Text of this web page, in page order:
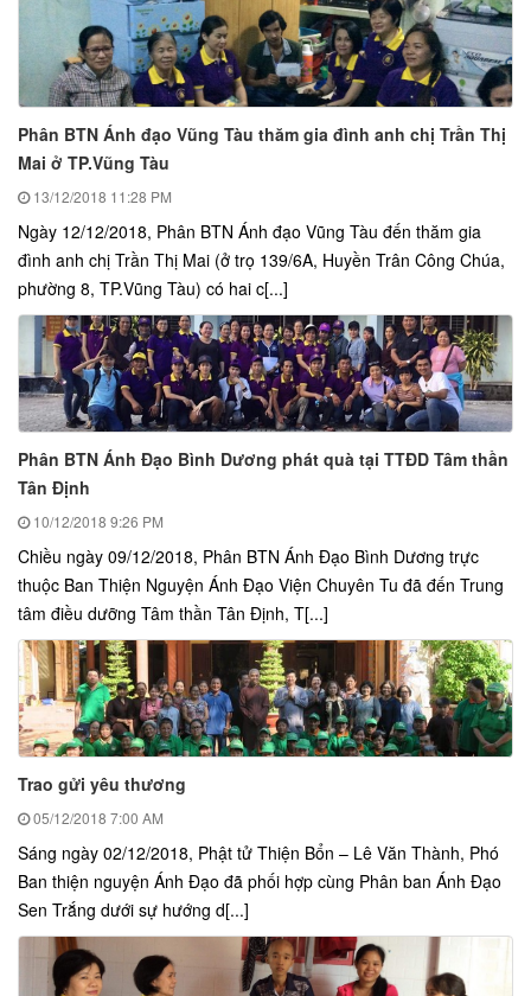
Phân BTN Ánh đạo Vũng Tàu thăm gia đình anh chị Trần Thị
Mai ở TP.Vũng Tàu
13/12/2018 11:28 PM
Ngày 12/12/2018, Phân BTN Ánh đạo Vũng Tàu đến thăm gia
đình anh chị Trần Thị Mai (ở trọ 139/6A, Huyền Trân Công Chúa,
phường 8, TP.Vũng Tàu) có hai c[...]
Phân BTN Ánh Đạo Bình Dương phát quà tại TTĐD Tâm thần
Tân Định
10/12/2018 9:26 PM
Chiều ngày 09/12/2018, Phân BTN Ánh Đạo Bình Dương trực
thuộc Ban Thiện Nguyện Ánh Đạo Viện Chuyên Tu đã đến Trung
tâm điều dưỡng Tâm thần Tân Định, T[...]
Trao gửi yêu thương
05/12/2018 7:00 AM
Sáng ngày 02/12/2018, Phật tử Thiện Bổn – Lê Văn Thành, Phó
Ban thiện nguyện Ánh Đạo đã phối hợp cùng Phân ban Ánh Đạo
Sen Trắng dưới sự hướng d[...]